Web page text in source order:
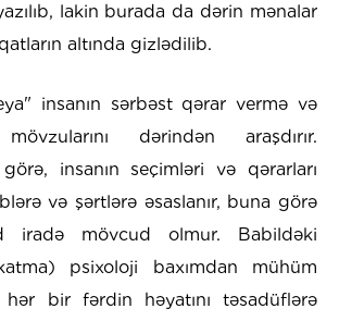
lakin burada da dərin mənalar
altında gizlədilib.
insanın sərbəst qərar vermə və
dərindən araşdırır.
insanın seçimləri və qərarları
və şərtlərə əsaslanır, buna görə
iradə mövcud olmur. Babildəki
psixoloji baxımdan mühüm
hər bir fərdin həyatını təsadüflərə